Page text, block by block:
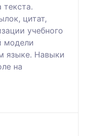
текста.
цитат,
учебного
модели
языке. Навыки
на